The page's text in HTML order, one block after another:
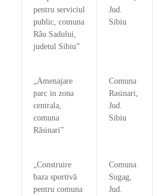
pentru serviciul
public, comuna
Râu Sadului,
judetul Sibiu”
Jud.
Sibiu
„Amenajare
parc in zona
centrala,
comuna
Răsinari”
Comuna
Rasinari,
Jud.
Sibiu
„Construire
baza sportivă
pentru comuna
Comuna
Sugag,
Jud.